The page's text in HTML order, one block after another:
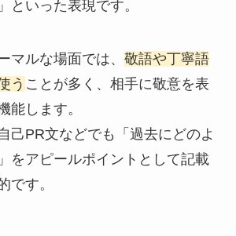
といった表現です。
マルな場面では、 敬語や丁寧語
う ことが多く、相手に敬意を表
能します。
己PR文などでも「過去にどのよ
をアピールポイントとして記載
です。